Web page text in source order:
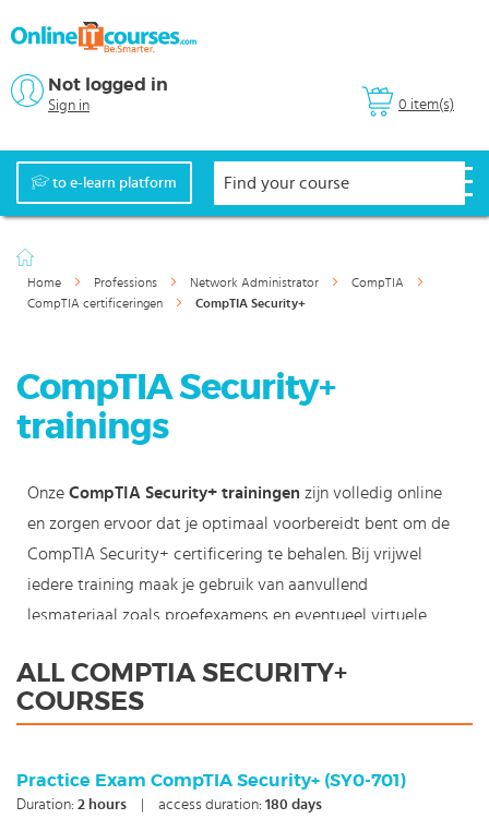
0 item(s)
Not logged in
Sign in
to e-learn platform
Home Professions Network Administrator
CompTIA
CompTIA certificeringen
CompTIA Security+
CompTIA Security+
trainings
Onze CompTIA Security+ trainingen zijn volledig online
en zorgen ervoor dat je optimaal voorbereidt bent om de
CompTIA Security+ certificering te behalen. Bij vrijwel
iedere training maak je gebruik van aanvullend
lesmateriaal zoals proefexamens en eventueel virtuele
De CompTIA Security+ certificering wordt gezien als een
benchmark voor best practices in de IT security. De
wordt dan ook vaak gezien als de ideale eerste stap voor
ALL COMPTIA SECURITY+
COURSES
Practice Exam CompTIA Security+ (SY0-701)
Duration: 2 hours access duration: 180 days